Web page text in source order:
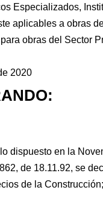
Especializados,
aplicables a obras
obras del Sector
2020
dispuesto en la
de 18.11.92, se
de la Construcción;